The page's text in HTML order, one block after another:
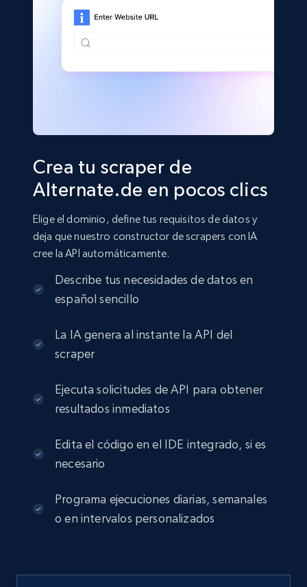
Crea tu scraper de
Alternate.de en pocos clics
Elige el dominio, define tus requisitos de datos y
deja que nuestro constructor de scrapers con IA
cree la API automáticamente.
Describe tus necesidades de datos en
español sencillo
La IA genera al instante la API del
scraper
Ejecuta solicitudes de API para obtener
resultados inmediatos
Edita el código en el IDE integrado, si es
necesario
Programa ejecuciones diarias, semanales
o en intervalos personalizados